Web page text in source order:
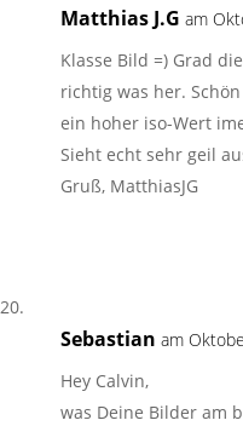
Matthias J.G am
Klasse Bild =) Grad
richtig was her.
ein hoher iso-Wert
Sieht echt sehr geil
Gruß, MatthiasJG
Sebastian am
Hey Calvin,
was Deine Bilder am